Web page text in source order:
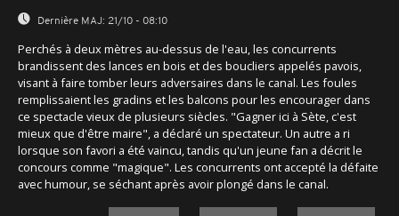
Dernière MAJ: 21/10 - 08:10
Perchés à deux mètres au-dessus de l'eau, les concurrents
brandissent des lances en bois et des boucliers appelés pavois,
visant à faire tomber leurs adversaires dans le canal. Les foules
remplissaient les gradins et les balcons pour les encourager dans
ce spectacle vieux de plusieurs siècles. "Gagner ici à Sète, c'est
mieux que d'être maire", a déclaré un spectateur. Un autre a ri
lorsque son favori a été vaincu, tandis qu'un jeune fan a décrit le
concours comme "magique". Les concurrents ont accepté la défaite
avec humour, se séchant après avoir plongé dans le canal.